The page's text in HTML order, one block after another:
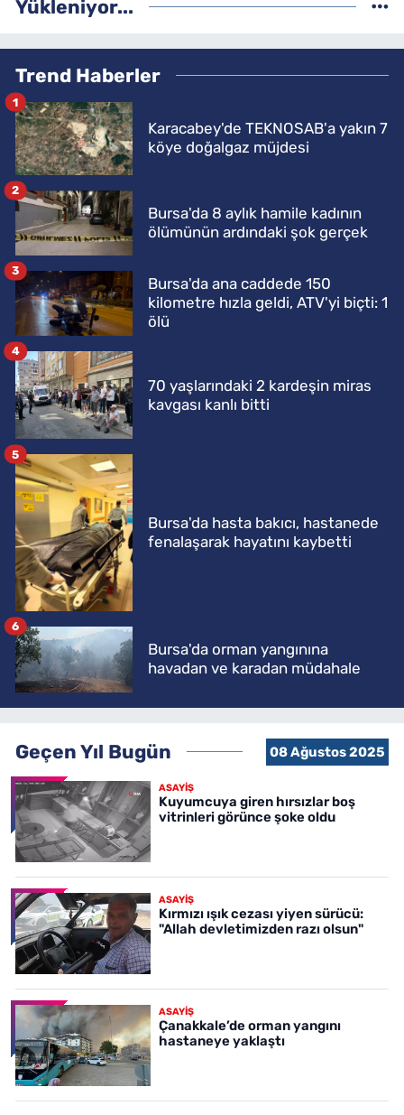
Yükleniyor...
Trend Haberler
Karacabey'de TEKNOSAB'a yakın 7
köye doğalgaz müjdesi
1
Bursa'da 8 aylık hamile kadının
ölümünün ardındaki şok gerçek
2
Bursa'da ana caddede 150
kilometre hızla geldi, ATV'yi biçti: 1
ölü
3
70 yaşlarındaki 2 kardeşin miras
kavgası kanlı bitti
4
Bursa'da hasta bakıcı, hastanede
fenalaşarak hayatını kaybetti
5
Bursa'da orman yangınına
havadan ve karadan müdahale
6
Geçen Yıl Bugün 08 Ağustos 2025
ASAYİŞ
Kuyumcuya giren hırsızlar boş
vitrinleri görünce şoke oldu
ASAYİŞ
Kırmızı ışık cezası yiyen sürücü:
"Allah devletimizden razı olsun"
ASAYİŞ
Çanakkale’de orman yangını
hastaneye yaklaştı